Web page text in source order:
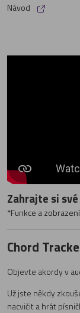
Návod
Zahrajte si
*Funkce a
Chord
Objevte akordy v
Už jste někdy
nacvičit a hrát